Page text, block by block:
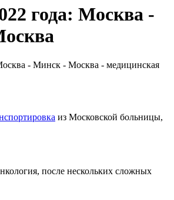
года: Москва -
- Минск - Москва - медицинская
из Московской больницы,
после нескольких сложных